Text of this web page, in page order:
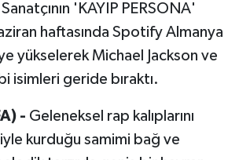
'KAYIP PERSONA'
haftasında Spotify Almanya
yükselerek Michael Jackson ve
isimleri geride bıraktı.
- Geleneksel rap kalıplarını
kurduğu samimi bağ ve